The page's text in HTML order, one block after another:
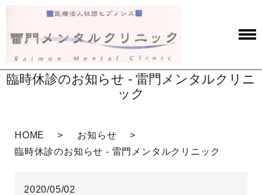
臨時休診のお知らせ - 雷門メンタルクリニ
ック
HOME
お知らせ
臨時休診のお知らせ - 雷門メンタルクリニック
2020/05/02